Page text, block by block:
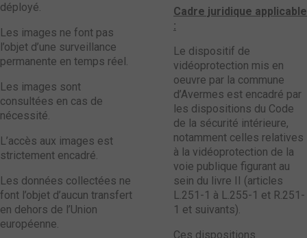
déployé.
Les images ne font pas
l’objet d’une surveillance
permanente en temps réel.
Les images sont
consultées en cas de
nécessité.
L’accès aux images est
strictement encadré.
Les données collectées ne
font l’objet d’aucun transfert
en dehors de l’Union
européenne.
Cadre juridique applicable
:
Le dispositif de
vidéoprotection mis en
oeuvre par la commune
d’Avermes est encadré par
les dispositions du Code
de la sécurité intérieure,
notamment celles relatives
à la vidéoprotection de la
voie publique figurant au
sein du livre II (articles
L.251-1 à L.255-1 et R.251-
1 et suivants).
Ces dispositions